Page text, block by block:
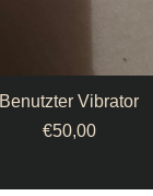
Benutzter Vibrator
€50,00